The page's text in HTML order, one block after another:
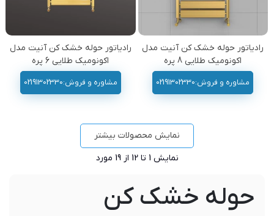
رادیاتور حوله خشک کن آنیت مدل
اکونومیک طلایی 8 پره
مشاوره و فروش:02191302330
رادیاتور حوله خشک کن آنیت مدل
اکونومیک طلایی 6 پره
مشاوره و فروش:02191302330
نمایش محصولات بیشتر
نمایش 1 تا 12 از 19 مورد
حوله خشک کن